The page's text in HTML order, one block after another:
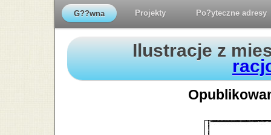
Ilustracje z
G??wna Projekty Po?yteczne adresy